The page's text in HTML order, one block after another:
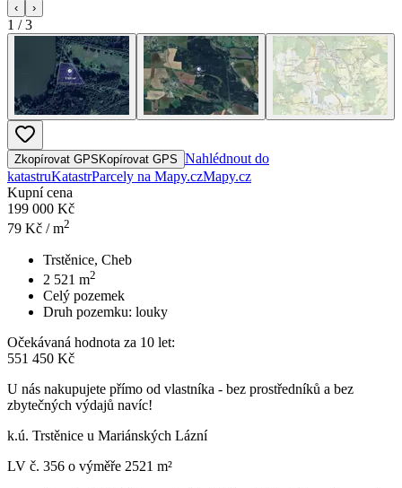
‹ ›
1 /3
Zkopírovat GPS Kopírovat GPS Nahlédnout do
katastruKatastrParcely na Mapy.czMapy.cz
Kupní cena
199 000 Kč
79 Kč / m2
Trstěnice, Cheb
2 521 m2
Celý pozemek
Druh pozemku: louky
Očekávaná hodnota za 10 let:
551 450 Kč
U nás nakupujete přímo od vlastníka - bez prostředníků a bez
zbytečných výdajů navíc!
k.ú. Trstěnice u Mariánských Lázní
LV č. 356 o výměře 2521 m²